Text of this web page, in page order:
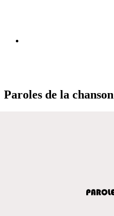
Paroles de la